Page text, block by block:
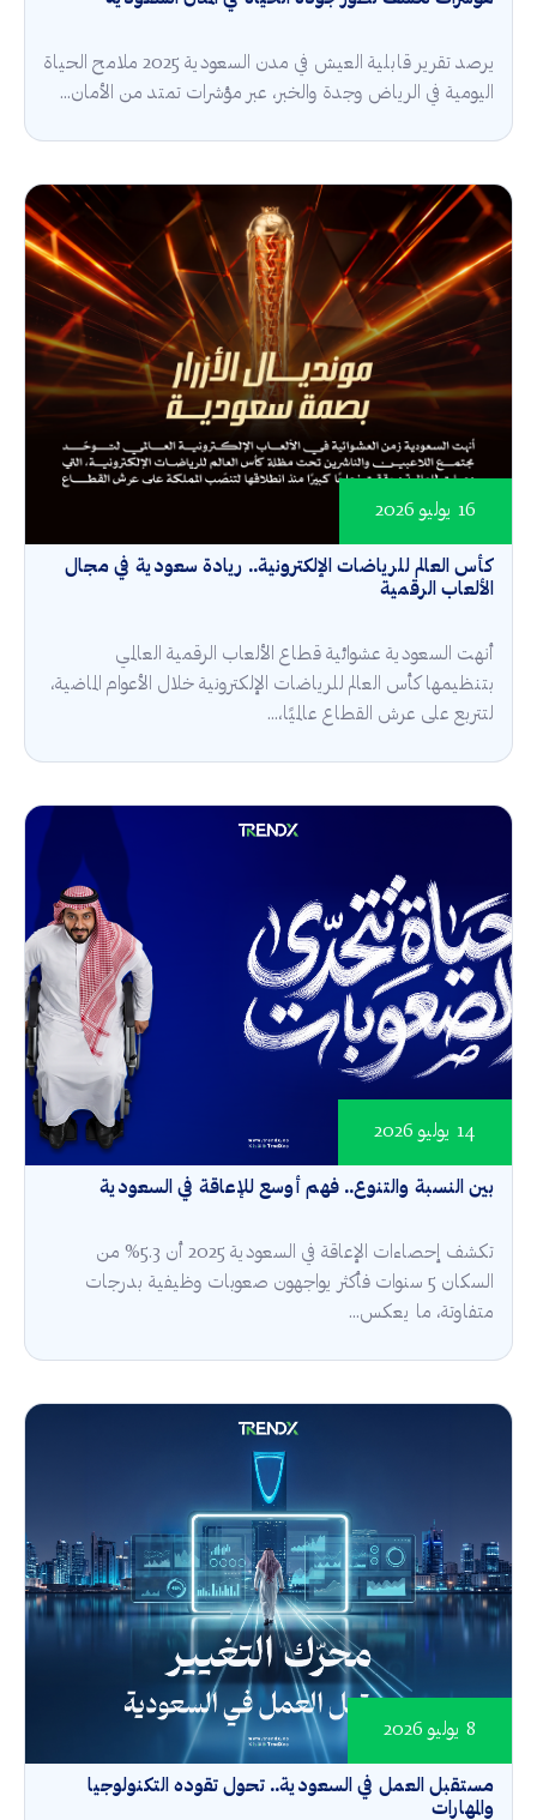
يرصد تقرير قابلية العيش في مدن السعودية 2025 ملامح الحياة
اليومية في الرياض وجدة والخبر، عبر مؤشرات تمتد من الأمان...
كأس العالم للرياضات الإلكترونية.. ريادة سعودية في مجال
الألعاب الرقمية
16 يوليو 2026
أنهت السعودية عشوائية قطاع الألعاب الرقمية العالمي
بتنظيمها كأس العالم للرياضات الإلكترونية خلال الأعوام الماضية،
لتتربع على عرش القطاع عالميًا،...
بين النسبة والتنوع.. فهم أوسع للإعاقة في السعودية
14 يوليو 2026
تكشف إحصاءات الإعاقة في السعودية 2025 أن 5.3% من
السكان 5 سنوات فأكثر يواجهون صعوبات وظيفية بدرجات
متفاوتة، ما يعكس...
مستقبل العمل في السعودية.. تحول تقوده التكنولوجيا
والمهارات
8 يوليو 2026